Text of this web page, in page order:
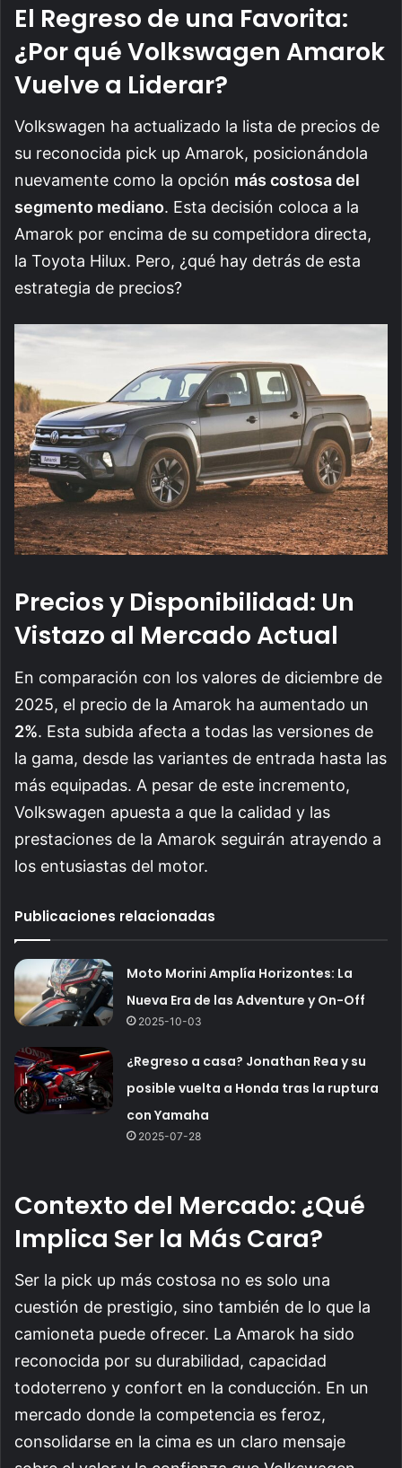
El Regreso de una Favorita:
¿Por qué Volkswagen Amarok
Vuelve a Liderar?
Volkswagen ha actualizado la lista de precios de
su reconocida pick up Amarok, posicionándola
nuevamente como la opción más costosa del
segmento mediano. Esta decisión coloca a la
Amarok por encima de su competidora directa,
la Toyota Hilux. Pero, ¿qué hay detrás de esta
estrategia de precios?
Precios y Disponibilidad: Un
Vistazo al Mercado Actual
En comparación con los valores de diciembre de
2025, el precio de la Amarok ha aumentado un
2%. Esta subida afecta a todas las versiones de
la gama, desde las variantes de entrada hasta las
más equipadas. A pesar de este incremento,
Volkswagen apuesta a que la calidad y las
prestaciones de la Amarok seguirán atrayendo a
los entusiastas del motor.
Publicaciones relacionadas
Moto Morini Amplía Horizontes: La
Nueva Era de las Adventure y On-Off
2025-10-03
¿Regreso a casa? Jonathan Rea y su
posible vuelta a Honda tras la ruptura
con Yamaha
2025-07-28
Contexto del Mercado: ¿Qué
Implica Ser la Más Cara?
Ser la pick up más costosa no es solo una
cuestión de prestigio, sino también de lo que la
camioneta puede ofrecer. La Amarok ha sido
reconocida por su durabilidad, capacidad
todoterreno y confort en la conducción. En un
mercado donde la competencia es feroz,
consolidarse en la cima es un claro mensaje